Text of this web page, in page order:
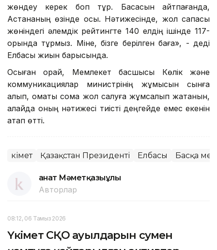
жөндеу керек боп тұр. Басқасын айтпағанда,
Астананың өзінде осы. Нәтижесінде, жол сапасы
жөніндегі әлемдік рейтингте 140 елдің ішінде 117-
орында тұрмыз. Міне, бізге берілген баға», - деді
Елбасы жиын барысында.
Осыған орай, Мемлекет басшысы Көлік және
коммуникациялар министрінің жұмысын сынға
алып, қомақты сома жол салуға жұмсалып жатқанын,
алайда оның нәтижесі тиісті деңгейде емес екенін
атап өтті.
Үкімет Қазақстан Президенті Елбасы Басқа
Қанат Мәметқазыұлы
Авторлар
08:12, 06 Тамыз 2026
Үкімет СҚО ауылдарын сумен